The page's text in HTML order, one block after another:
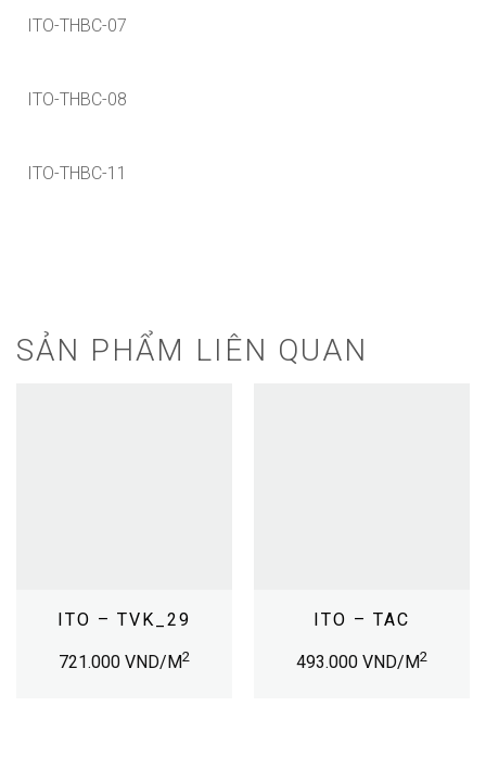
ITO-THBC-07
ITO-THBC-08
ITO-THBC-11
SẢN PHẨM LIÊN QUAN
ITO – TVK_29
721.000 VND/M2
ITO – TAC
493.000 VND/M2